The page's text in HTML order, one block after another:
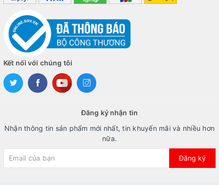
Kết nối với chúng tôi
Đăng ký nhận tin
Nhận thông tin sản phẩm mới nhất, tin khuyến mãi và nhiều hơn
nữa.
Đăng ký